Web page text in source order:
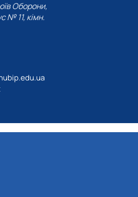
Оборони,
№ 11, кімн.